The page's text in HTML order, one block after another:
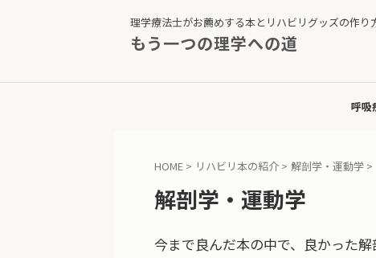
理学療法士がお薦めする本とリハビリグッズの作り
もう一つの理学への道
呼吸
HOME > リハビリ本の紹介 > 解剖学・運動学 >
解剖学・運動学
今まで良んだ本の中で、良かった解